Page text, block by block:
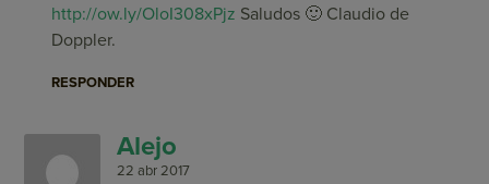
http://ow.ly/OloI308xPjz Saludos 🙂 Claudio de
Doppler.
RESPONDER
Alejo
22 abr 2017